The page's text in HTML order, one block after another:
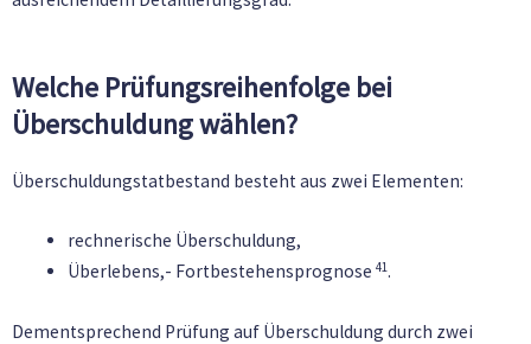
Welche Prüfungsreihenfolge bei
Überschuldung wählen?
Überschuldungstatbestand besteht aus zwei Elementen:
rechnerische Überschuldung,
Überlebens,- Fortbestehensprognose 41.
Dementsprechend Prüfung auf Überschuldung durch zwei